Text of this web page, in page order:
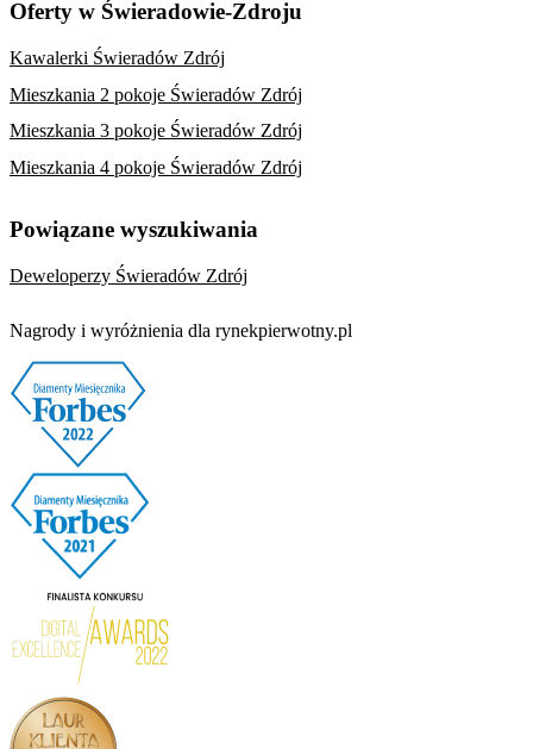
Oferty w Świeradowie-Zdroju
Kawalerki Świeradów Zdrój
Mieszkania 2 pokoje Świeradów Zdrój
Mieszkania 3 pokoje Świeradów Zdrój
Mieszkania 4 pokoje Świeradów Zdrój
Powiązane wyszukiwania
Deweloperzy Świeradów Zdrój
Nagrody i wyróżnienia dla rynekpierwotny.pl